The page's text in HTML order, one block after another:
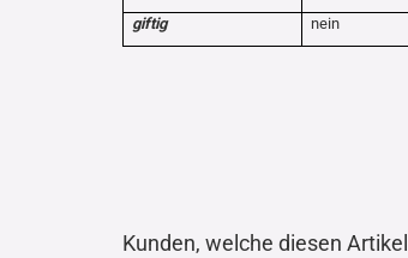
giftig
nein
Kunden, welche diesen